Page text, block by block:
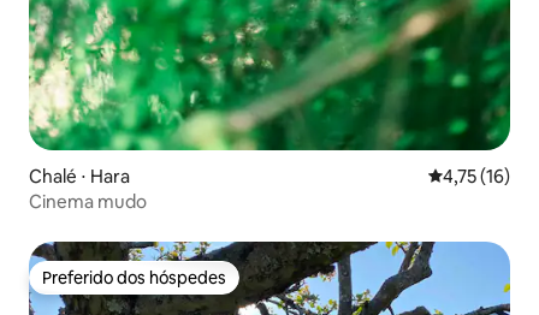
Chalé ⋅ Hara 4,75 de uma
4,75 (16)
Cinema mudo
Preferido dos hóspedes
Preferido dos hóspedes